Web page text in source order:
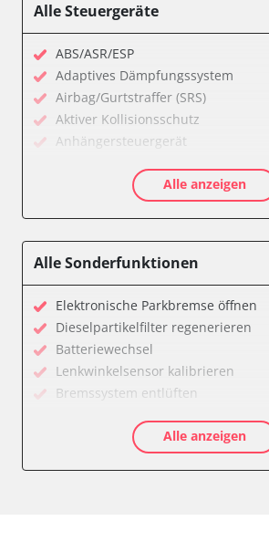
Alle Steuergeräte
ABS/ASR/ESP
Adaptives Dämpfungssystem
Airbag/Gurtstraffer (SRS)
Aktiver Kollisionsschutz
Anhängersteuergerät
Dachbedieneinheit (DBE)
Diagnoseschnittstelle (EOBD/OBDII)
Feststellbremse (EPB / SBC)
Global Positioning System (GPS)
Heckklappe
Klimaanlage
Kombiinstrument
Lenkradwinkel-Sensor
Lenksäuleneinheit
Lichtsteuerung
Medienplayer
Alle anzeigen
Alle Sonderfunktionen
Elektronische Parkbremse öffnen
Dieselpartikelfilter regenerieren
Batteriewechsel
Lenkwinkelsensor kalibrieren
Bremssystem entlüften
AGR Ventil anlernen
Luftmassenmesser anlernen
Alle anzeigen